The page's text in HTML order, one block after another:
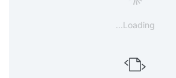
Loading...